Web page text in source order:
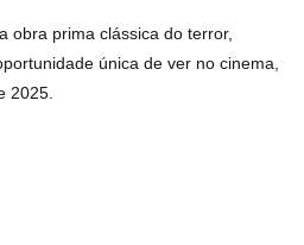
obra prima clássica do terror,
única de ver no cinema,
2025.